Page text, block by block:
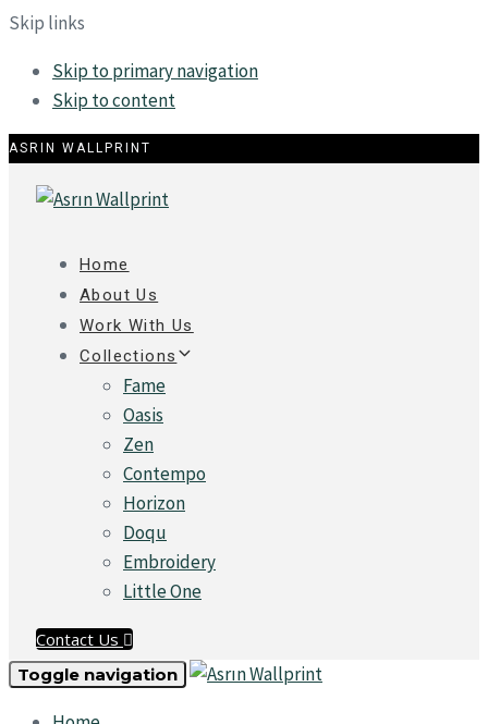
Skip links
Skip to primary navigation
Skip to content
ASRIN WALLPRINT
Home
About Us
Work With Us
Collections
Fame
Oasis
Zen
Contempo
Horizon
Doqu
Embroidery
Little One
Contact Us
Toggle navigation